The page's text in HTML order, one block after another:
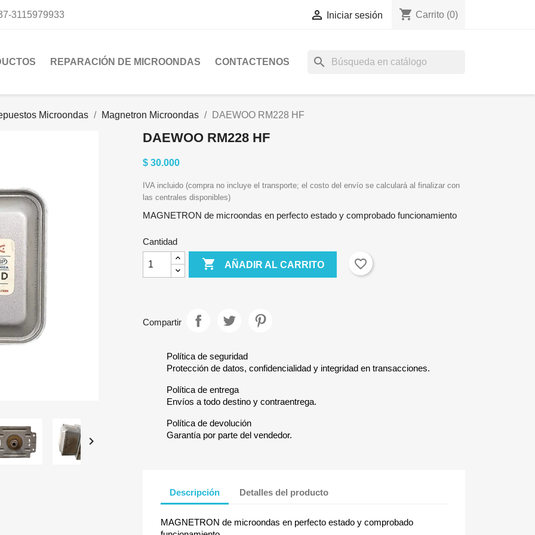
3115979933  Iniciar sesión shopping_cart Carrito (0)
REPARACIÓN DE MICROONDAS CONTACTENOS search
Microondas Magnetron Microondas DAEWOO RM228 HF

DAEWOO RM228 HF
$ 30.000
IVA incluido (compra no incluye el transporte; el costo del envío se calculará al finalizar con
las centrales disponibles)
MAGNETRON de microondas en perfecto estado y comprobado funcionamiento
Cantidad
 AÑADIR AL CARRITO favorite_border
Compartir
Política de seguridad
Protección de datos, confidencialidad y integridad en transacciones.
Política de entrega
Envíos a todo destino y contraentrega.
Política de devolución
Garantía por parte del vendedor.
Descripción Detalles del producto
MAGNETRON de microondas en perfecto estado y comprobado